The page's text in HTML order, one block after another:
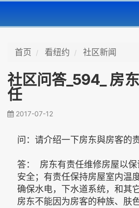
首页 看纽约 社区新闻
社区问答_594_ 房
任
2017-07-12
问：请介绍一下房东與房客的
答： 房东有责任维修房屋以保
安全；有责任保持房屋室内温
确保水电，下水道系统，和其
房东不能因为房客的种族、肤